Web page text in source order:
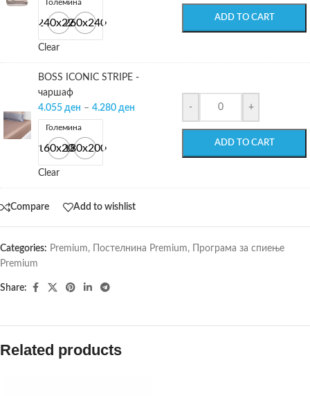
Големина
240х220260х240
Clear
ADD TO CART
BOSS ICONIC STRIPE -
чаршаф
4.055 ден – 4.280 ден
Големина
160x200180x200
Clear
- +
ADD TO CART
Compare Add to wishlist
Categories: Premium, Постелнина Premium,
Програма за спиење
Premium
Share:
Related products